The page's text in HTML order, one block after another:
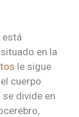
está
en la
le sigue
cuerpo
divide en